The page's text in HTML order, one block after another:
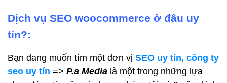
Dịch vụ SEO woocommerce ở đâu uy
tín?:
Bạn đang muốn tìm một đơn vị SEO uy tín, công ty
seo uy tín => P.a Media là một trong những lựa